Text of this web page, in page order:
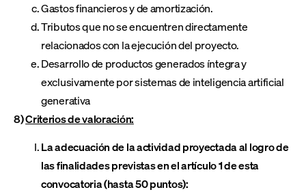
Gastos financieros y de amortización.
Tributos que no se encuentren directamente
relacionados con la ejecución del proyecto.
Desarrollo de productos generados íntegra y
exclusivamente por sistemas de inteligencia artificial
generativa
8)Criterios de valoración:
La adecuación de la actividad proyectada al logro de
las finalidades previstas en el artículo 1 de esta
convocatoria (hasta 50 puntos):